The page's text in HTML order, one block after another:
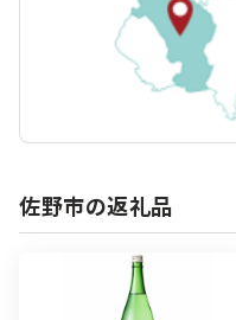
佐野市の返礼品